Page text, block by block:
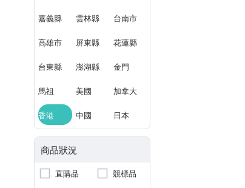
嘉義縣 雲林縣 台南市
高雄市 屏東縣 花蓮縣
台東縣 澎湖縣 金門
馬祖 美國 加拿大
香港 中國 日本
商品狀況
直購品
競標品